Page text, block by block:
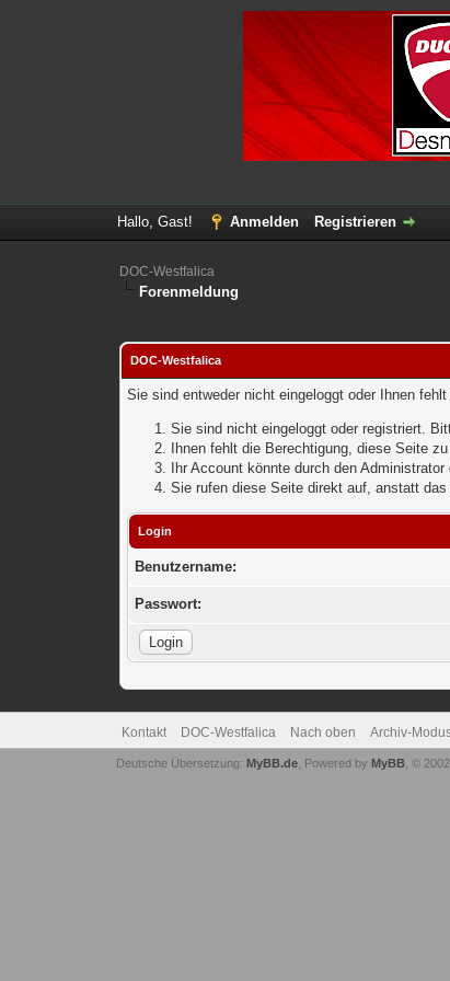
Hallo, Gast! Anmelden Registrieren
DOC-Westfalica
Forenmeldung
DOC-Westfalica
Sie sind entweder nicht eingeloggt oder Ihnen
Sie sind nicht eingeloggt oder registriert.
Ihnen fehlt die Berechtigung, diese Seite
Ihr Account könnte durch den
Sie rufen diese Seite direkt auf, anstatt
Login
Benutzername:
Passwort:
Kontakt DOC-Westfalica Nach oben Archiv-
Deutsche Übersetzung: MyBB.de, Powered by MyBB, ©